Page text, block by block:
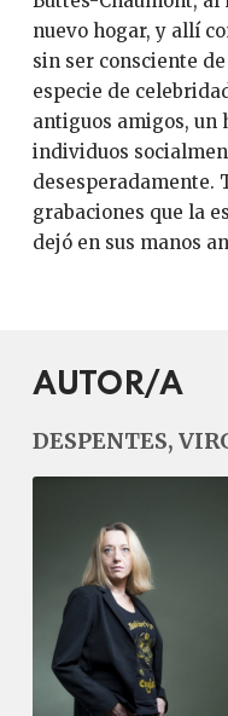
nuevo hogar, y allí
sin ser consciente
especie de
antiguos amigos, un
individuos
desesperadamente.
grabaciones que la
dejó en sus manos
AUTOR/A
DESPENTES,